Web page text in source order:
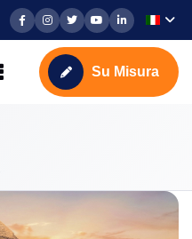
Su Misura